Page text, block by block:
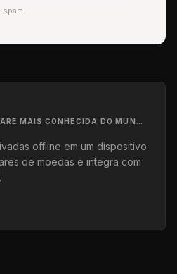
offline em um dispositivo
de moedas e integra com